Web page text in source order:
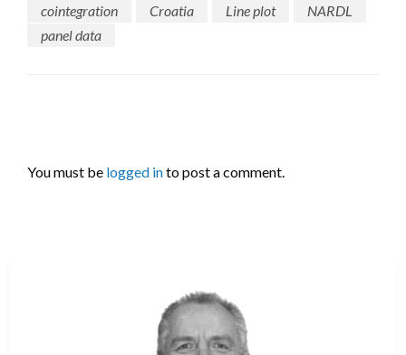
cointegration
Croatia Line plot
NARDL
panel data
You must be logged into post a comment.